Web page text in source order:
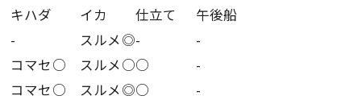
キハダ イカ 仕立て
午後船
- スルメ◎-
-
コマセ○ スルメ○○
-
コマセ○ スルメ◎○
-